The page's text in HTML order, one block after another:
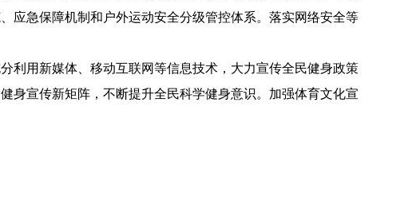
应急保障机制和户外运动安全分级管控体系。落实网络安全等
用新媒体、移动互联网等信息技术，大力宣传全民健身政策
身宣传新矩阵，不断提升全民科学健身意识。加强体育文化宣